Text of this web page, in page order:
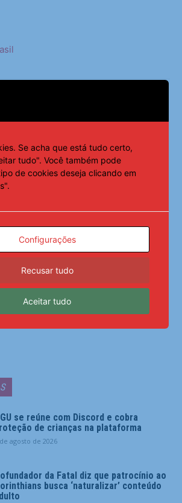
AGU se reúne com Discord e cobra
proteção de crianças na plataforma
PMs detêm motorista de ônibus em SP
após desentendimento no trânsito
Desmatamento na Amazônia cai 36,87%
se reúne com Discord e cobra
de crianças na plataforma
agosto de 2026
da Fatal diz que patrocínio ao
busca ‘naturalizar’ conteúdo
Se acha que está tudo certo,
tudo". Você também pode
de cookies deseja clicando em
Configurações
Recusar tudo
Aceitar tudo